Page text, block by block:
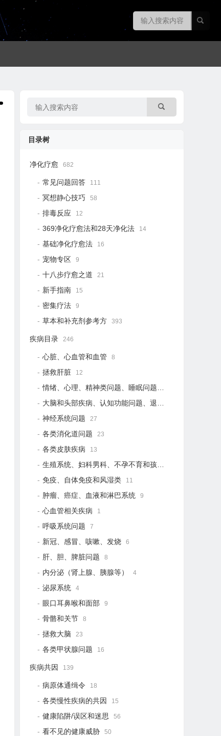
目录树
净化疗愈 682
常见问题回答 111
冥想静心技巧 58
排毒反应 12
369净化疗愈法和28天净化法 14
基础净化疗愈法 16
宠物专区 9
十八步疗愈之道 21
新手指南 15
密集疗法 9
草本和补充剂参考方 393
疾病目录 246
心脏、心血管和血管 8
拯救肝脏 12
情绪、心理、精神类问题、睡眠问题 18
大脑和头部疾病、认知功能问题、退行性疾病
神经系统问题 27
各类消化道问题 23
各类皮肤疾病 13
生殖系统、妇科男科、不孕不育和孩子健康
免疫、自体免疫和风湿类 11
肿瘤、癌症、血液和淋巴系统 9
心血管相关疾病 1
呼吸系统问题 7
新冠、感冒、咳嗽、发烧 6
肝、胆、脾脏问题 8
内分泌（肾上腺、胰腺等） 4
泌尿系统 4
眼口耳鼻喉和面部 9
骨骼和关节 8
拯救大脑 23
各类甲状腺问题 16
疾病共因 139
病原体通缉令 18
各类慢性疾病的共因 15
健康陷阱/误区和迷思 56
看不见的健康威胁 50